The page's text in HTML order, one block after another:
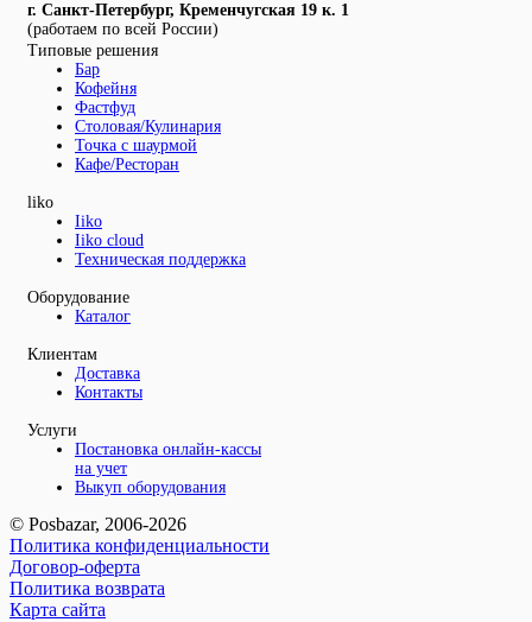
г. Санкт-Петербург, Кременчугская 19 к. 1
(работаем по всей России)
Типовые решения
Бар
Кофейня
Фастфуд
Столовая/Кулинария
Точка с шаурмой
Кафе/Ресторан
liko
Iiko
Iiko cloud
Техническая поддержка
Оборудование
Каталог
Клиентам
Доставка
Контакты
Услуги
Постановка онлайн-кассы
на учет
Выкуп оборудования
© Posbazar, 2006-2026
Политика конфиденциальности
Договор-оферта
Политика возврата
Карта сайта